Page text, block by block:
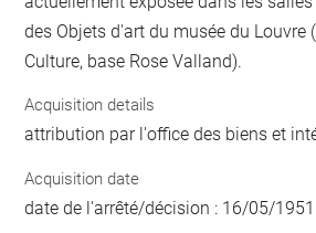
des Objets d'art du musée du Louvre
Culture, base Rose Valland).
Acquisition details
attribution par l'office des biens et
Acquisition date
date de l'arrêté/décision : 16/05/